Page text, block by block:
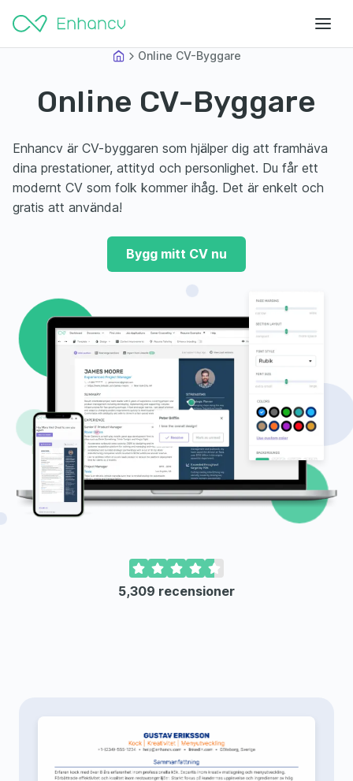
5,309 recensioner
Online CV-Byggare
Online CV-Byggare
Enhancv är CV-byggaren som hjälper dig att framhäva
dina prestationer, attityd och personlighet. Du får ett
modernt CV som folk kommer ihåg. Det är enkelt och
gratis att använda!
Bygg mitt CV nu